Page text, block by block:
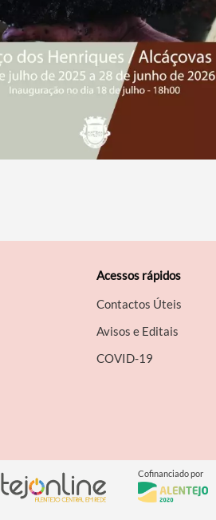
Acessos rápidos
Contactos Úteis
Avisos e Editais
COVID-19
Cofinanciado por